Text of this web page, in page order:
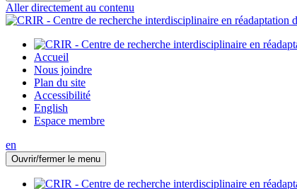
Aller directement au contenu
Accueil
Nous joindre
Plan du site
Accessibilité
English
Espace membre
en
Ouvrir/fermer le menu